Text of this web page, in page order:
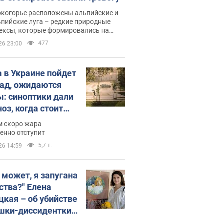
расположены альпийские и
луга – редкие природные
которые формировались на
сотен лет
23:00 477
Украине пойдет
ожидаются
синоптики дали
когда стоит
изменения
скоро жара
отступит
14:59 5,7 т.
я запугана
Елена
– об убийстве
диссидентки